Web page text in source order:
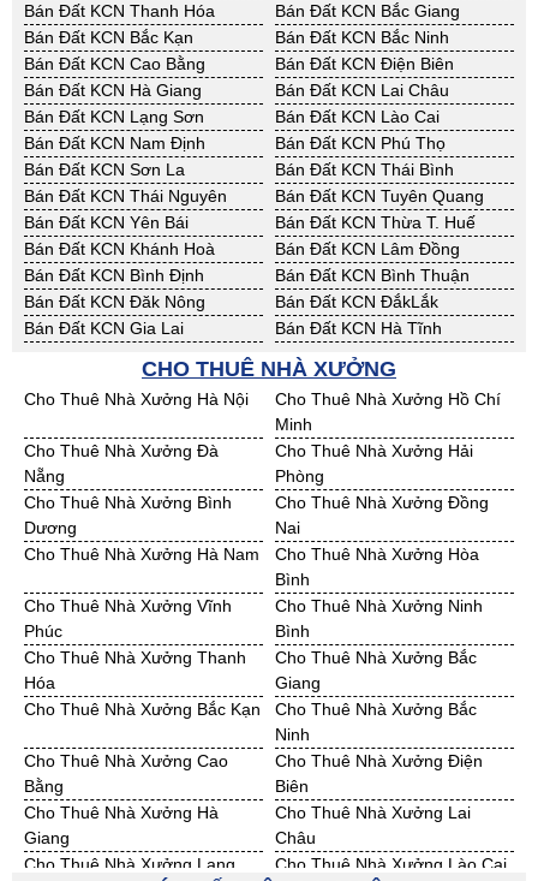
Bán Đất KCN Thanh Hóa
Bán Đất KCN Bắc Giang
Bán Đất KCN Bắc Kạn
Bán Đất KCN Bắc Ninh
Bán Đất KCN Cao Bằng
Bán Đất KCN Điện Biên
Bán Đất KCN Hà Giang
Bán Đất KCN Lai Châu
Bán Đất KCN Lạng Sơn
Bán Đất KCN Lào Cai
Bán Đất KCN Nam Định
Bán Đất KCN Phú Thọ
Bán Đất KCN Sơn La
Bán Đất KCN Thái Bình
Bán Đất KCN Thái Nguyên
Bán Đất KCN Tuyên Quang
Bán Đất KCN Yên Bái
Bán Đất KCN Thừa T. Huế
Bán Đất KCN Khánh Hoà
Bán Đất KCN Lâm Đồng
Bán Đất KCN Bình Định
Bán Đất KCN Bình Thuận
Bán Đất KCN Đăk Nông
Bán Đất KCN ĐắkLắk
Bán Đất KCN Gia Lai
Bán Đất KCN Hà Tĩnh
Bán Đất KCN Nghệ An
Bán Đất KCN Ninh Thuận
Bán Đất KCN Phú Yên
Bán Đất KCN Quảng Bình
Bán Đất KCN Quảng Nam
Bán Đất KCN Quảng Ngãi
Bán Đất KCN Bà Rịa - VT
Bán Đất KCN Cần Thơ
Bán Đất KCN An Giang
Bán Đất KCN Bạc Liêu
Bán Đất KCN Bến Tre
Bán Đất KCN Bình Phước
Bán Đất KCN Cà Mau
Bán Đất KCN Đồng Tháp
Bán Đất KCN Hậu Giang
Bán Đất KCN Kiên Giang
Bán Đất KCN Long An
Bán Đất KCN Sóc Trăng
Bán Đất KCN Tây Ninh
Bán Đất KCN Tiền Giang
Bán Đất KCN Trà Vinh
Bán Đất KCN Vĩnh Long
Bán Đất KCN Hải Dương
Bán Đất KCN Hưng Yên
Bán Đất KCN Quảng Ninh
CHO THUÊ NHÀ XƯỞNG
Cho Thuê Nhà Xưởng Hà Nội
Cho Thuê Nhà Xưởng Hồ Chí
Minh
Cho Thuê Nhà Xưởng Đà
Nẵng
Cho Thuê Nhà Xưởng Hải
Phòng
Cho Thuê Nhà Xưởng Bình
Dương
Cho Thuê Nhà Xưởng Đồng
Nai
Cho Thuê Nhà Xưởng Hà Nam
Cho Thuê Nhà Xưởng Hòa
Bình
Cho Thuê Nhà Xưởng Vĩnh
Phúc
Cho Thuê Nhà Xưởng Ninh
Bình
Cho Thuê Nhà Xưởng Thanh
Hóa
Cho Thuê Nhà Xưởng Bắc
Giang
Cho Thuê Nhà Xưởng Bắc Kạn
Cho Thuê Nhà Xưởng Bắc
Ninh
Cho Thuê Nhà Xưởng Cao
Bằng
Cho Thuê Nhà Xưởng Điện
Biên
Cho Thuê Nhà Xưởng Hà
Giang
Cho Thuê Nhà Xưởng Lai
Châu
Cho Thuê Nhà Xưởng Lạng
Cho Thuê Nhà Xưởng Lào Cai